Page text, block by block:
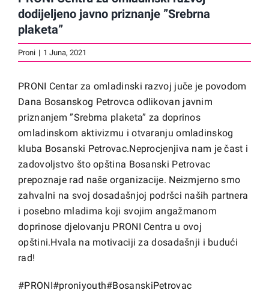
dodijeljeno javno priznanje ”Srebrna
plaketa”
Proni | 1 Juna, 2021
PRONI Centar za omladinski razvoj juče je povodom
Dana Bosanskog Petrovca odlikovan javnim
priznanjem ”Srebrna plaketa” za doprinos
omladinskom aktivizmu i otvaranju omladinskog
kluba Bosanski Petrovac.Neprocjenjiva nam je čast i
zadovoljstvo što opština Bosanski Petrovac
prepoznaje rad naše organizacije. Neizmjerno smo
zahvalni na svoj dosadašnjoj podršci naših partnera
i posebno mladima koji svojim angažmanom
doprinose djelovanju PRONI Centra u ovoj
opštini.Hvala na motivaciji za dosadašnji i budući
rad!
#PRONI#proniyouth#BosanskiPetrovac